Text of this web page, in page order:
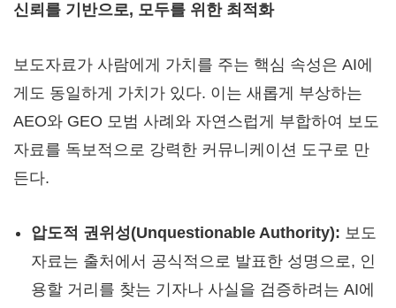
신뢰를 기반으로, 모두를 위한 최적화
보도자료가 사람에게 가치를 주는 핵심 속성은 AI에
게도 동일하게 가치가 있다. 이는 새롭게 부상하는
AEO와 GEO 모범 사례와 자연스럽게 부합하여 보도
자료를 독보적으로 강력한 커뮤니케이션 도구로 만
든다.
압도적 권위성(Unquestionable Authority): 보도
자료는 출처에서 공식적으로 발표한 성명으로, 인
용할 거리를 찾는 기자나 사실을 검증하려는 AI에